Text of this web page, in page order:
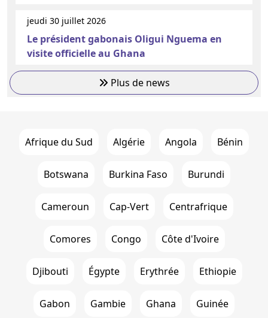
jeudi 30 juillet 2026
Le président gabonais Oligui Nguema en
visite officielle au Ghana
Plus de news
Afrique du Sud Algérie Angola Bénin
Botswana Burkina Faso Burundi
Cameroun Cap-Vert Centrafrique
Comores Congo Côte d'Ivoire
Djibouti Égypte Erythrée Ethiopie
Gabon Gambie Ghana Guinée